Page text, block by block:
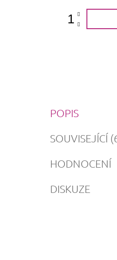
POPIS
SOUVISEJÍCÍ
HODNOCENÍ
DISKUZE